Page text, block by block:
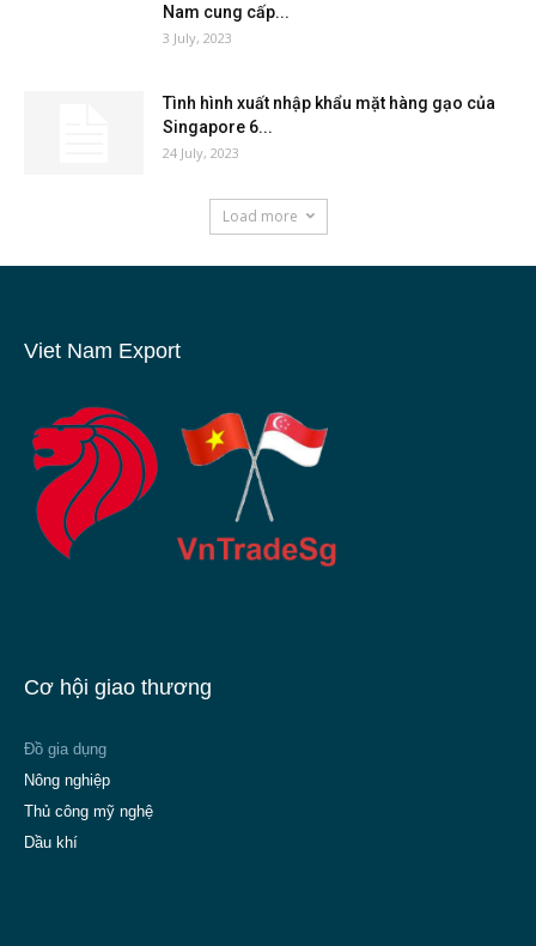
Nam cung cấp...
3 July, 2023
Tình hình xuất nhập khẩu mặt hàng gạo của
Singapore 6...
24 July, 2023
Load more
Viet Nam Export
Cơ hội giao thương
Đồ gia dụng
Nông nghiệp
Thủ công mỹ nghệ
Dầu khí